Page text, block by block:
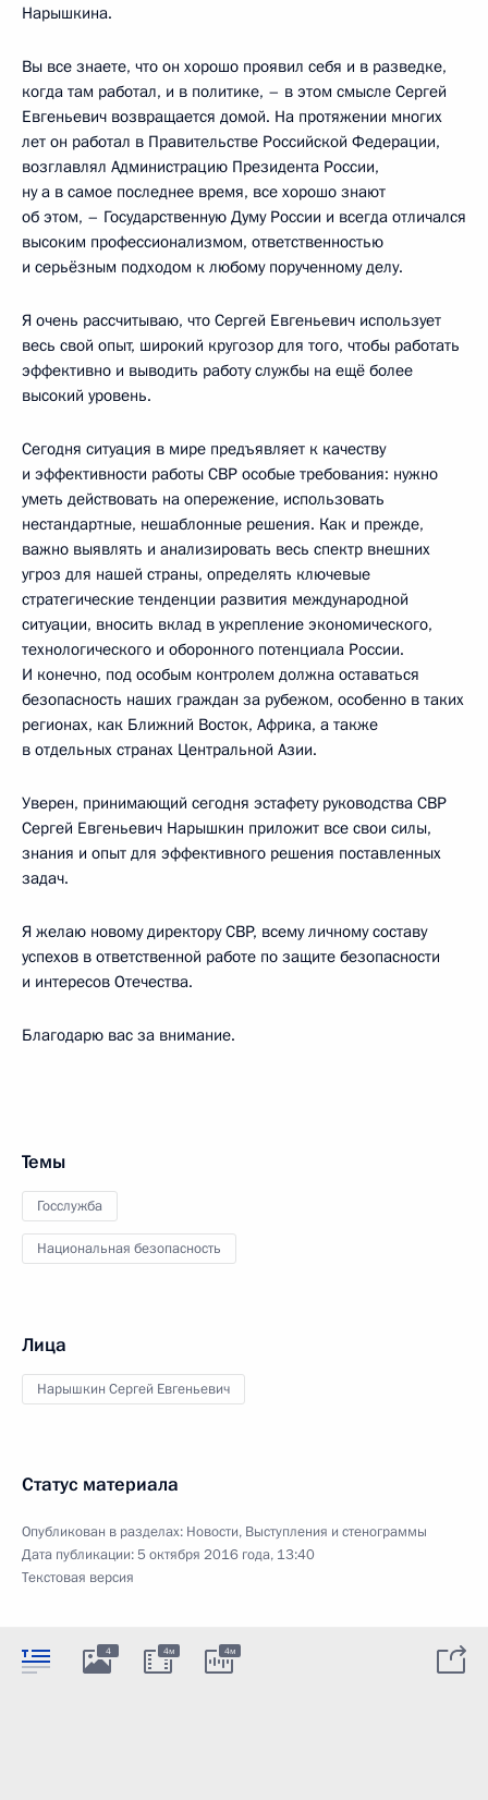
Нарышкина.
Вы все знаете, что он хорошо проявил себя и в разведке,
когда там работал, и в политике, – в этом смысле Сергей
Евгеньевич возвращается домой. На протяжении многих
лет он работал в Правительстве Российской Федерации,
возглавлял Администрацию Президента России,
ну а в самое последнее время, все хорошо знают
об этом, – Государственную Думу России и всегда отличался
высоким профессионализмом, ответственностью
и серьёзным подходом к любому порученному делу.
Я очень рассчитываю, что Сергей Евгеньевич использует
весь свой опыт, широкий кругозор для того, чтобы работать
эффективно и выводить работу службы на ещё более
высокий уровень.
Сегодня ситуация в мире предъявляет к качеству
и эффективности работы СВР особые требования: нужно
уметь действовать на опережение, использовать
нестандартные, нешаблонные решения. Как и прежде,
важно выявлять и анализировать весь спектр внешних
угроз для нашей страны, определять ключевые
стратегические тенденции развития международной
ситуации, вносить вклад в укрепление экономического,
технологического и оборонного потенциала России.
И конечно, под особым контролем должна оставаться
безопасность наших граждан за рубежом, особенно в таких
регионах, как Ближний Восток, Африка, а также
в отдельных странах Центральной Азии.
Уверен, принимающий сегодня эстафету руководства СВР
Сергей Евгеньевич Нарышкин приложит все свои силы,
знания и опыт для эффективного решения поставленных
задач.
Я желаю новому директору СВР, всему личному составу
успехов в ответственной работе по защите безопасности
и интересов Отечества.
Благодарю вас за внимание.
Темы
Госслужба
Национальная безопасность
Лица
Нарышкин Сергей Евгеньевич
Статус материала
Опубликован в разделах: Новости, Выступления и стенограммы
Дата публикации:5 октября 2016 года, 13:40
Текстовая версия
4 4м 4м